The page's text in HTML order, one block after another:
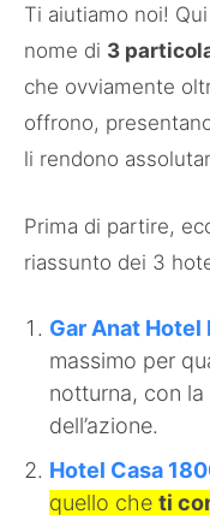
Ti aiutiamo noi!
nome di 3
che ovviamente
offrono,
li rendono
Prima di partire,
riassunto dei 3
Gar Anat Hotel
massimo per
notturna, con
dell’azione.
Hotel Casa
quello che ti